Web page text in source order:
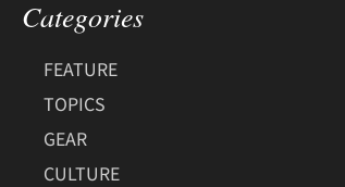
Categories
FEATURE
TOPICS
GEAR
CULTURE